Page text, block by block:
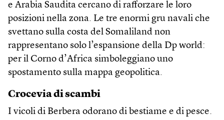
e Arabia Saudita cercano di rafforzare le loro
posizioni nella zona. Le tre enormi gru navali che
svettano sulla costa del Somaliland non
rappresentano solo l’espansione della Dp world:
per il Corno d’Africa simboleggiano uno
spostamento sulla mappa geopolitica.
Crocevia di scambi
I vicoli di Berbera odorano di bestiame e di pesce.